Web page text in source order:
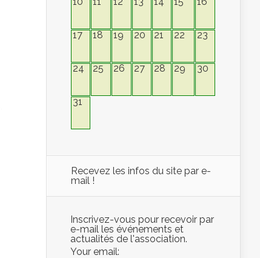
17 18 19 20 21 22 23
24 25 26 27 28 29 30
31
Recevez les infos du site par e-
mail !
Inscrivez-vous pour recevoir par
e-mail les événements et
actualités de l'association.
Your email: